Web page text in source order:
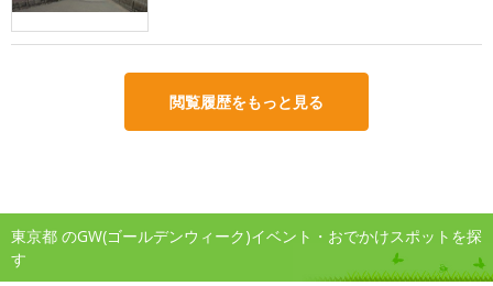
閲覧履歴をもっと見る
東京都 のGW(ゴールデンウィーク)イベント・おでかけスポットを探
す